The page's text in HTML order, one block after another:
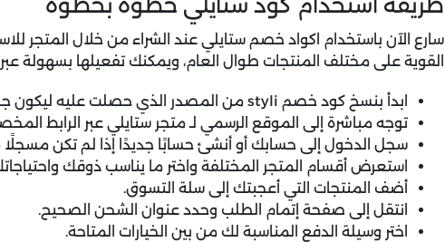
طريقة استخدام كود ستايلي خطوة بخطوة
سارع الآن باستخدام اكواد خصم ستايلي عند الشراء من خلال المتجر
القوية على مختلف المنتجات طوال العام، ويمكنك تفعيلها بسهولة عبر
ابدأ بنسخ كود خصم styli من المصدر الذي حصلت عليه ليكون جاهزًا للاستخدام وقت الدفع.
توجه مباشرة إلى الموقع الرسمي لـ متجر ستايلي عبر الرابط
سجل الدخول إلى حسابك أو أنشئ حسابًا جديدًا إذا لم تكن
استعرض أقسام المتجر المختلفة واختر ما يناسب ذوقك
أضف المنتجات التي أعجبتك إلى سلة التسوق.
انتقل إلى صفحة إتمام الطلب وحدد عنوان الشحن الصحيح.
اختر وسيلة الدفع المناسبة لك من بين الخيارات المتاحة.